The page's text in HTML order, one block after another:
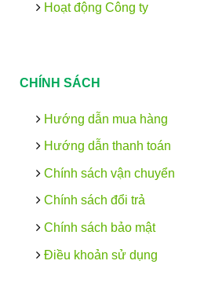
Hoạt động Công ty
CHÍNH SÁCH
Hướng dẫn mua hàng
Hướng dẫn thanh toán
Chính sách vận chuyển
Chính sách đổi trả
Chính sách bảo mật
Điều khoản sử dụng